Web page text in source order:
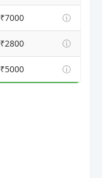
₹7000 ⓘ
₹2800 ⓘ
₹5000 ⓘ